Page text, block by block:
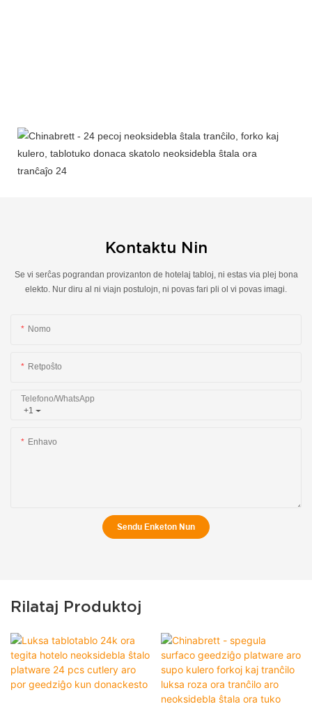
Kontaktu Nin
Se vi serĉas pograndan provizanton de hotelaj tabloj, ni estas via plej bona
elekto. Nur diru al ni viajn postulojn, ni povas fari pli ol vi povas imagi.
Nomo
Retpoŝto
+1
Telefono/WhatsApp
Enhavo
Sendu Enketon Nun
Rilataj Produktoj